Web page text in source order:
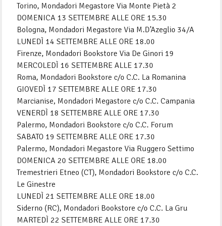
Torino, Mondadori Megastore Via Monte Pietà 2
DOMENICA 13 SETTEMBRE ALLE ORE 15.30
Bologna, Mondadori Megastore Via M.D’Azeglio 34/A
LUNEDÌ 14 SETTEMBRE ALLE ORE 18.00
Firenze, Mondadori Bookstore Via De Ginori 19
MERCOLEDÌ 16 SETTEMBRE ALLE 17.30
Roma, Mondadori Bookstore c/o C.C. La Romanina
GIOVEDÌ 17 SETTEMBRE ALLE ORE 17.30
Marcianise, Mondadori Megastore c/o C.C. Campania
VENERDÌ 18 SETTEMBRE ALLE ORE 17.30
Palermo, Mondadori Bookstore c/o C.C. Forum
SABATO 19 SETTEMBRE ALLE ORE 17.30
Palermo, Mondadori Megastore Via Ruggero Settimo
DOMENICA 20 SETTEMBRE ALLE ORE 18.00
Tremestrieri Etneo (CT), Mondadori Bookstore c/o C.C.
Le Ginestre
LUNEDÌ 21 SETTEMBRE ALLE ORE 18.00
Siderno (RC), Mondadori Bookstore c/o C.C. La Gru
MARTEDÌ 22 SETTEMBRE ALLE ORE 17.30